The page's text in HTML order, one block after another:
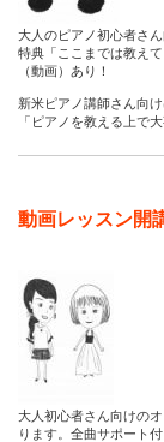
大人のピアノ初心者さ
特典「ここまでは教え
（動画）あり！
新米ピアノ講師さん向け
「ピアノを教える上で
動画レッスン開
大人初心者さん向けの
ります。全曲サポート付